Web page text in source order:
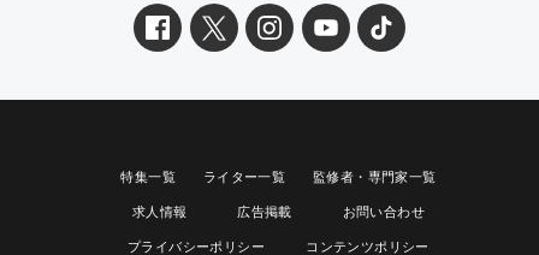
特集一覧 ライター一覧 監修者・専門家一覧
求人情報 広告掲載 お問い合わせ
プライバシーポリシー コンテンツポリシー